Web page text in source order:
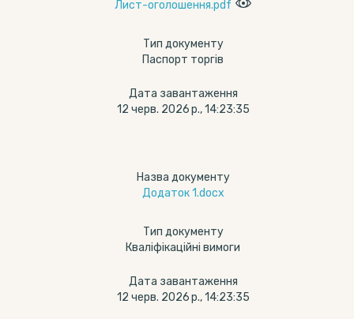
Лист-оголошення.pdf
Тип документу
Паспорт торгів
Дата завантаження
12 черв. 2026 р., 14:23:35
Назва документу
Додаток 1.docx
Тип документу
Кваліфікаційні вимоги
Дата завантаження
12 черв. 2026 р., 14:23:35